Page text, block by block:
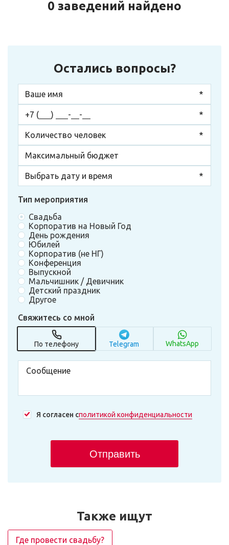
0 заведений найдено
Остались вопросы?
Тип мероприятия
Свадьба
Корпоратив на Новый Год
День рождения
Юбилей
Корпоратив (не НГ)
Конференция
Выпускной
Мальчишник / Девичник
Детский праздник
Другое
Свяжитесь со мной
По телефону Telegram WhatsApp
Я согласен сполитикой конфиденциальности
Отправить
Также ищут
Где провести свадьбу?